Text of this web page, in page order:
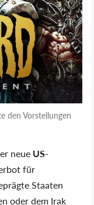
den Vorstellungen
neue US-
für
Staaten
oder dem Irak